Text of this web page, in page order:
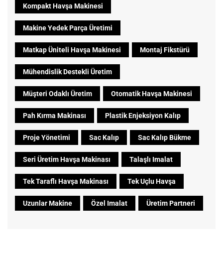
Kompakt Havşa Makinesi
Makine Yedek Parça Üretimi
Matkap Üniteli Havşa Makinesi Montaj Fikstürü
Mühendislik Destekli Üretim
Müşteri Odaklı Üretim Otomatik Havşa Makinesi
Pah Kırma Makinası Plastik Enjeksiyon Kalıp
Proje Yönetimi Sac Kalıp Sac Kalıp Bükme
Seri Üretim Havşa Makinası Talaşlı Imalat
Tek Taraflı Havşa Makinası Tek Uçlu Havşa
Uzunlar Makine Özel Imalat Üretim Partneri